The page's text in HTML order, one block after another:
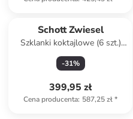
Schott Zwiesel
Szklanki koktajlowe (6 szt.)
"Classic" - 311 ml
-31%
399,95 zł
Cena producenta: 587,25 zł*